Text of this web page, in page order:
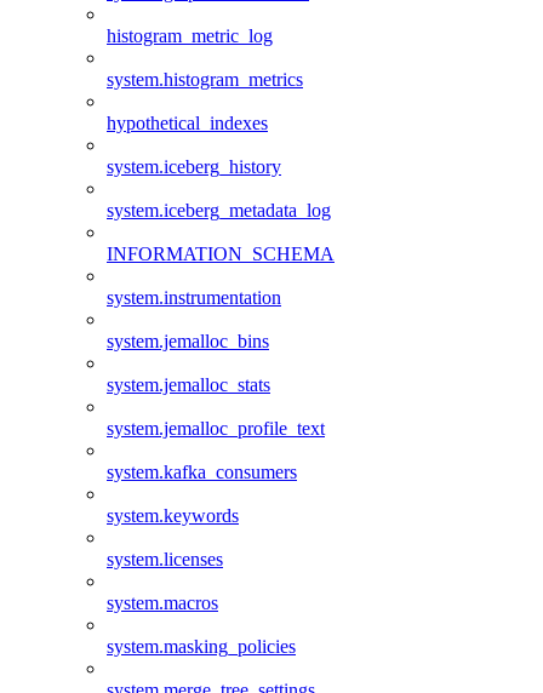
histogram_metric_log
system.histogram_metrics
hypothetical_indexes
system.iceberg_history
system.iceberg_metadata_log
INFORMATION_SCHEMA
system.instrumentation
system.jemalloc_bins
system.jemalloc_stats
system.jemalloc_profile_text
system.kafka_consumers
system.keywords
system.licenses
system.macros
system.masking_policies